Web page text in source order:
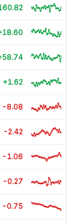
+1.62
-8.08
-2.42
-1.06
-0.27
-0.75